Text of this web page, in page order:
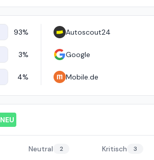
93%
3%
4%
Autoscout24
Google
Mobile.de
NEU
Neutral 2 Kritisch 3